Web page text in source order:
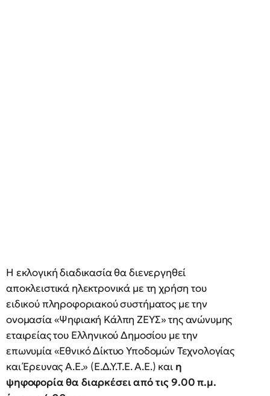
Η εκλογική διαδικασία θα διενεργηθεί
αποκλειστικά ηλεκτρονικά με τη χρήση του
ειδικού πληροφοριακού συστήματος με την
ονομασία «Ψηφιακή Κάλπη ΖΕΥΣ» της ανώνυμης
εταιρείας του Ελληνικού Δημοσίου με την
επωνυμία «Εθνικό Δίκτυο Υποδομών Τεχνολογίας
και Έρευνας Α.Ε.» (Ε.Δ.Υ.Τ.Ε. Α.Ε.) και η
ψηφοφορία θα διαρκέσει από τις 9.00 π.μ.